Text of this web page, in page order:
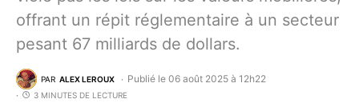
offrant un répit réglementaire à un secteur
pesant 67 milliards de dollars.
PAR ALEX LEROUX Publié le 06 août 2025 à 12h22
3 MINUTES DE LECTURE